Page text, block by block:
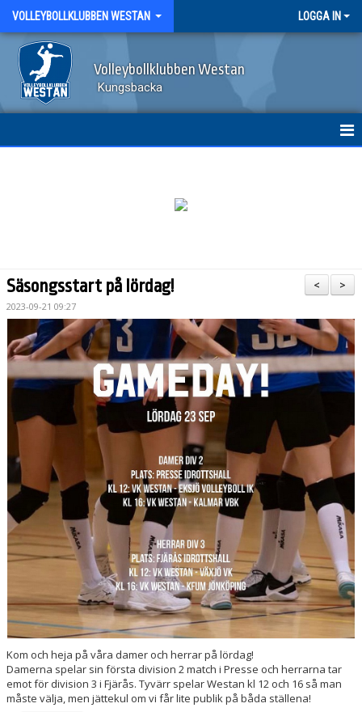
VOLLEYBOLLKLUBBEN WESTAN LOGGA IN
Volleybollklubben Westan
Kungsbacka
MEDLEMSAVGIFT
STYRELSENS RUTINER
HÄLSOCERTIFIERAD FÖRENING
NYHETSARKIV
SPELFORMER I VÅR VERKSAMHET
STÖDMEDLEM & WESTANFONDEN
KLUBBSHOP
KALENDER
VÄRDEFULLT I WESTAN
>
<
Säsongsstart på lördag!
2023-09-21 09:27
Kom och heja på våra damer och herrar på lördag!
Damerna spelar sin första division 2 match i Presse och herrarna tar
emot för division 3 i Fjärås. Tyvärr spelar Westan kl 12 och 16 så man
måste välja, men jättekul om vi får lite publik på båda ställena!